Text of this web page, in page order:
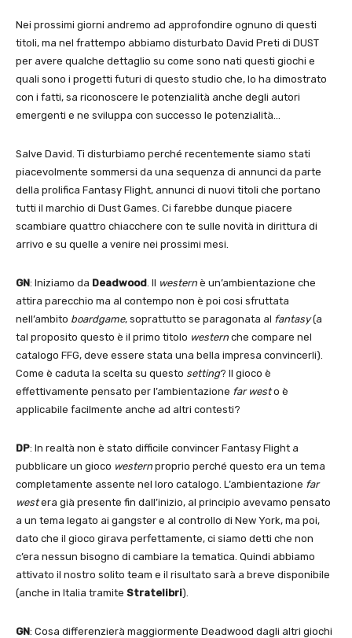
Nei prossimi giorni andremo ad approfondire ognuno di questi
titoli, ma nel frattempo abbiamo disturbato David Preti di DUST
per avere qualche dettaglio su come sono nati questi giochi e
quali sono i progetti futuri di questo studio che, lo ha dimostrato
con i fatti, sa riconoscere le potenzialità anche degli autori
emergenti e ne sviluppa con successo le potenzialità…
Salve David. Ti disturbiamo perché recentemente siamo stati
piacevolmente sommersi da una sequenza di annunci da parte
della prolifica Fantasy Flight, annunci di nuovi titoli che portano
tutti il marchio di Dust Games. Ci farebbe dunque piacere
scambiare quattro chiacchere con te sulle novità in dirittura di
arrivo e su quelle a venire nei prossimi mesi.
GN: Iniziamo da Deadwood . Il western è un’ambientazione che
attira parecchio ma al contempo non è poi cosi sfruttata
nell’ambito boardgame, soprattutto se paragonata al fantasy(a
tal proposito questo è il primo titolo western che compare nel
catalogo FFG, deve essere stata una bella impresa convincerli).
Come è caduta la scelta su questo setting? Il gioco è
effettivamente pensato per l’ambientazione far westo è
applicabile facilmente anche ad altri contesti?
DP: In realtà non è stato difficile convincer Fantasy Flight a
pubblicare un gioco western proprio perché questo era un tema
completamente assente nel loro catalogo. L’ambientazione far
westera già presente fin dall’inizio, al principio avevamo pensato
a un tema legato ai gangster e al controllo di New York, ma poi,
dato che il gioco girava perfettamente, ci siamo detti che non
c’era nessun bisogno di cambiare la tematica. Quindi abbiamo
attivato il nostro solito team e il risultato sarà a breve disponibile
(anche in Italia tramite Stratelibri).
GN: Cosa differenzierà maggiormente Deadwood dagli altri giochi